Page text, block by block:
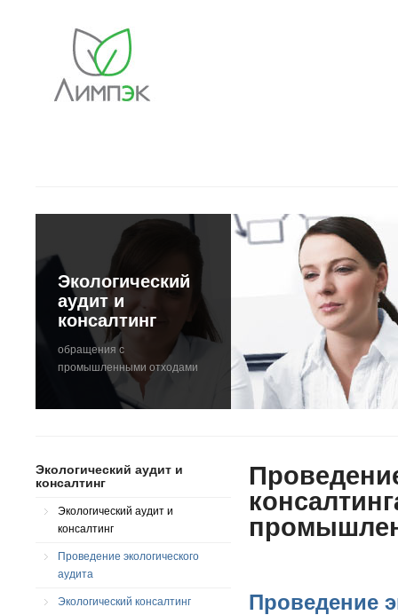
Экологический
аудит и
консалтинг
обращения с
промышленными отходами
Экологический аудит и
консалтинг
Экологический аудит и
консалтинг
Проведение экологического
аудита
Экологический консалтинг Проведение